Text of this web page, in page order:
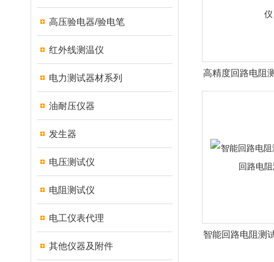
高压验电器/验电笔
红外线测温仪
电力测试器材系列
油耐压仪器
发生器
电压测试仪
电阻测试仪
电工仪表代理
其他仪器及附件
高精度回路电阻
电阻测试仪/开
智能回路电阻测